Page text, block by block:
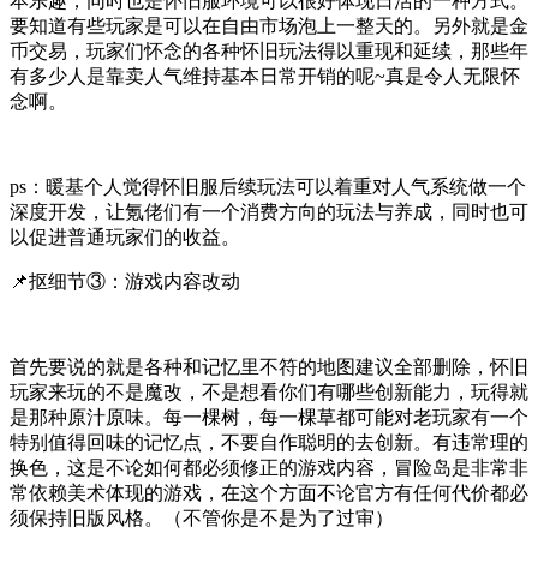
要知道有些玩家是可以在自由市场泡上一整天的。另外就是金
币交易，玩家们怀念的各种怀旧玩法得以重现和延续，那些年
有多少人是靠卖人气维持基本日常开销的呢~真是令人无限怀
念啊。
ps：暖基个人觉得怀旧服后续玩法可以着重对人气系统做一个
深度开发，让氪佬们有一个消费方向的玩法与养成，同时也可
以促进普通玩家们的收益。
📌抠细节③：游戏内容改动
首先要说的就是各种和记忆里不符的地图建议全部删除，怀旧
玩家来玩的不是魔改，不是想看你们有哪些创新能力，玩得就
是那种原汁原味。每一棵树，每一棵草都可能对老玩家有一个
特别值得回味的记忆点，不要自作聪明的去创新。有违常理的
换色，这是不论如何都必须修正的游戏内容，冒险岛是非常非
常依赖美术体现的游戏，在这个方面不论官方有任何代价都必
须保持旧版风格。（不管你是不是为了过审）